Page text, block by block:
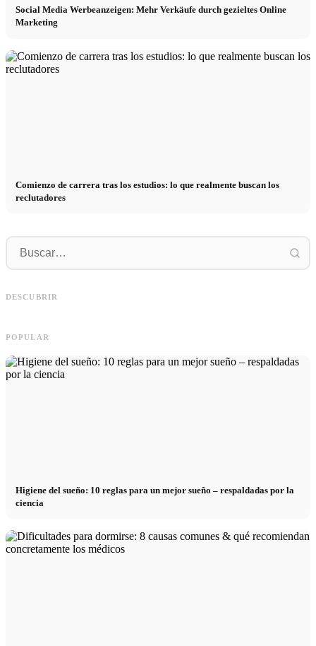
Social Media Werbeanzeigen: Mehr Verkäufe durch gezieltes Online
Marketing
Comienzo de carrera tras los estudios: lo que realmente buscan los
reclutadores
DESCUBRIR
hacia la carrera
POPULAR
Higiene del sueño: 10 reglas para un mejor sueño – respaldadas por la
ciencia